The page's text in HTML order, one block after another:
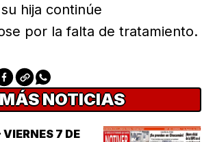
hija continúe
por la falta de tratamiento.
NOTICIAS
7 DE